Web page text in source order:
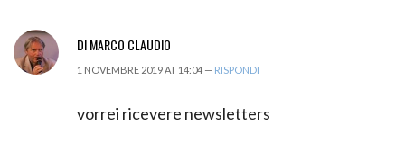
DI MARCO CLAUDIO
1 NOVEMBRE 2019 AT 14:04 — RISPONDI
vorrei ricevere newsletters